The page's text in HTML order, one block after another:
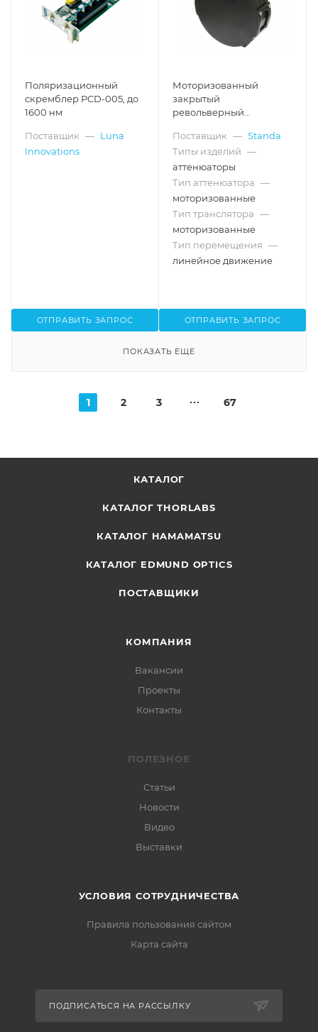
Поляризационный
скремблер PCD-005, до
1600 нм
Поставщик — Luna
Innovations
ОТПРАВИТЬ ЗАПРОС
Моторизованный
закрытый
револьверный
1, Ø20/25.4 мм
Поставщик — Standa
Типы изделий —
аттенюаторы
Тип аттенюатора —
моторизованные
Тип транслятора —
моторизованные
Тип перемещения —
линейное движение
ОТПРАВИТЬ ЗАПРОС
ПОКАЗАТЬ ЕЩЕ
1 2 3 67
КАТАЛОГ
КАТАЛОГ THORLABS
КАТАЛОГ HAMAMATSU
КАТАЛОГ EDMUND OPTICS
ПОСТАВЩИКИ
КОМПАНИЯ
Вакансии
Проекты
Контакты
ПОЛЕЗНОЕ
Статьи
Новости
Видео
Выставки
УСЛОВИЯ СОТРУДНИЧЕСТВА
Правила пользования сайтом
Карта сайта
ПОДПИСАТЬСЯ НА РАССЫЛКУ